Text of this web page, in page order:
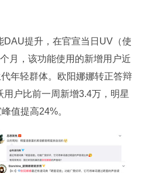
DAU提升，在官宣当日UV（使
月，该功能使用的新增用户近
年轻群体。欧阳娜娜转正答辩
户比前一周新增3.4万，明星
值提高24%。